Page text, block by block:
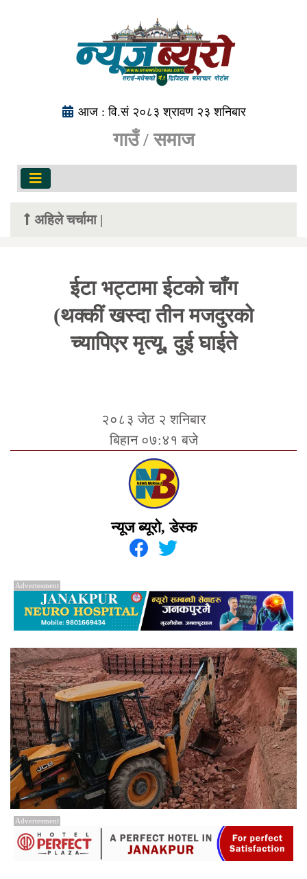
आज : वि.सं २०८३ श्रावण २३ शनिबार
गाउँ / समाज
अहिले चर्चामा |
ईटा भट्टामा ईटको चाँग
(थक्कीं खस्दा तीन मजदुरको
च्यापिएर मृत्यू, दुई घाईते
२०८३ जेठ २ शनिबार
बिहान ०७:४१ बजे
न्यूज ब्यूरो, डेस्क
Advertesment
Advertesment